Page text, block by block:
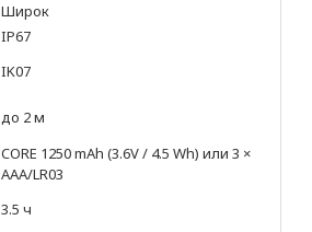
Широк
IP67
IK07
до 2 м
CORE 1250 mAh (3.6V / 4.5 Wh) или 3 ×
AAA/LR03
3.5 ч